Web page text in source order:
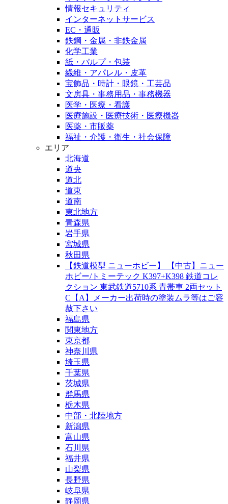
情報セキュリティ
インターネットサービス
EC・通販
鉄鋼・金属・非鉄金属
化学工業
紙・パルプ・包装
繊維・アパレル・皮革
宝飾品・時計・眼鏡・工芸品
文房具・事務用品・事務機器
医学・医療・看護
医療施設・医療技術・医療機器
医薬・市販薬
福祉・介護・衛生・社会保障
エリア
北海道
道央
道北
道東
道南
東北地方
青森県
岩手県
宮城県
秋田県
【鉄道模型 ニューホビー】 【中古】ニュー
ホビー/トミーテック K397+K398 鉄道コレ
クション 東武鉄道5710系 青帯車 2両セット
C【A】メーカー出荷時の塗装ムラ等はご容
赦下さい
福島県
関東地方
東京都
神奈川県
埼玉県
千葉県
茨城県
群馬県
栃木県
中部・北陸地方
新潟県
富山県
石川県
福井県
山梨県
長野県
岐阜県
静岡県